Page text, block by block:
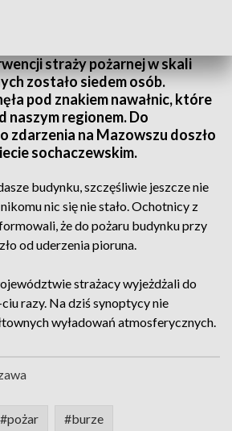
straży pożarnej w skali
zostało siedem osób.
pod znakiem nawałnic, które
naszym regionem. Do
zdarzenia na Mazowszu doszło
sochaczewskim.
budynku, szczęśliwie jeszcze nie
nic się nie stało. Ochotnicy z
że do pożaru budynku przy
od uderzenia pioruna.
strażacy wyjeżdżali do
razy. Na dziś synoptycy nie
wyładowań atmosferycznych.
#pożar #burze